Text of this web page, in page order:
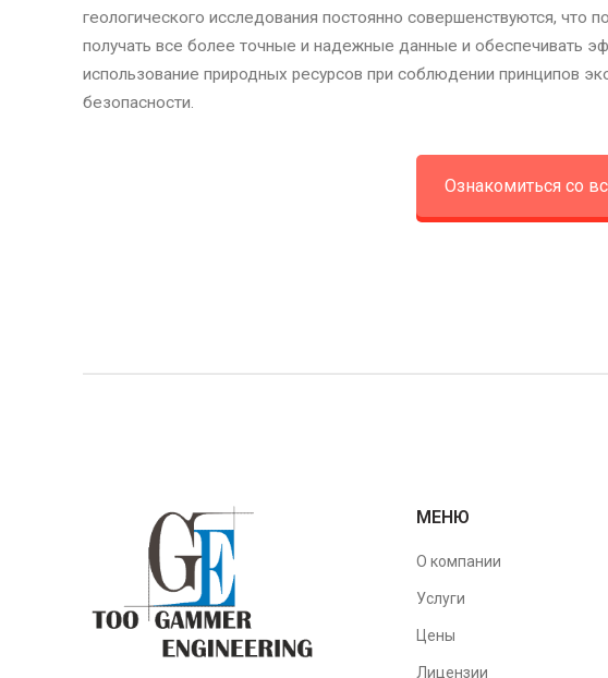
геологического исследования постоянно совершенствуются, что
получать все более точные и надежные данные и обеспечивать
использование природных ресурсов при соблюдении принципов
безопасности.
Ознакомиться со
МЕНЮ
О компании
Услуги
Цены
Лицензии